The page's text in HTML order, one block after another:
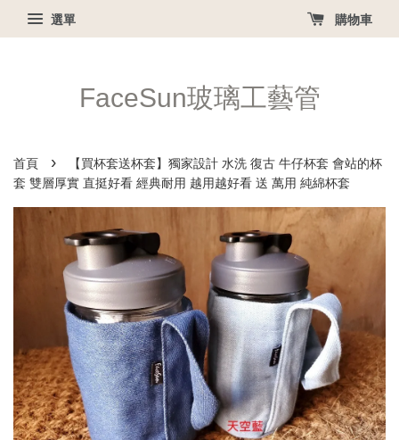
選單 購物車
FaceSun玻璃工藝管
首頁 ›
【買杯套送杯套】獨家設計 水洗 復古 牛仔杯套 會站的杯
套 雙層厚實 直挺好看 經典耐用 越用越好看 送 萬用 純綿杯套